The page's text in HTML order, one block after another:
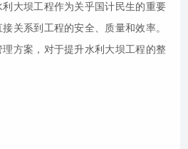
大坝工程作为关乎国计民生的重要
关系到工程的安全、质量和效率。
方案，对于提升水利大坝工程的整